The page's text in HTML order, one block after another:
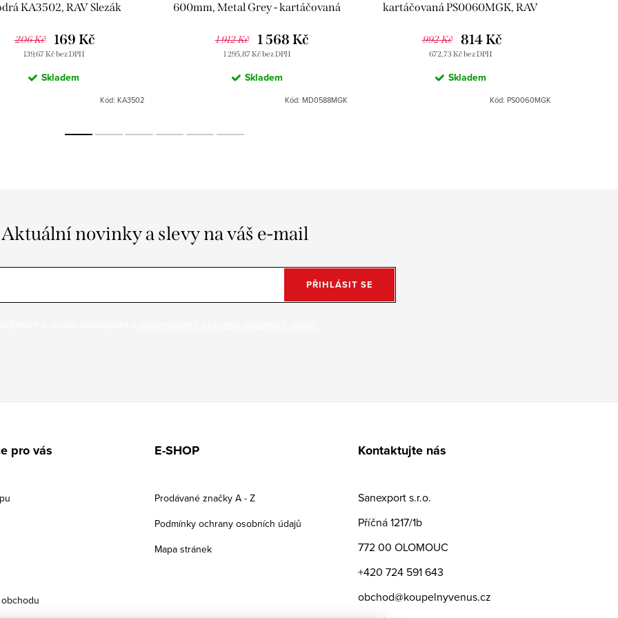
KA3502, RAV Slezák
206 Kč
139,67 Kč bez DPH
169 Kč
Skladem
Kód: KA3502
600mm, Metal Grey - kartáčovaná
1 912 Kč
1 295,87 Kč bez DPH
1 568 Kč
Skladem
Kód: MD0588MGK
kartáčovaná PS0060MGK, RAV
992 Kč
672,73 Kč bez DPH
814 Kč
Skladem
Kód: PS0060MGK
Aktuální novinky a slevy na váš e-mail
PŘIHLÁSIT SE
pro vás E-SHOP
Prodávané značky A - Z
Podmínky ochrany osobních údajů
Mapa stránek
Kontaktujte nás
Sanexport s.r.o.
Příčná 1217/1b
772 00 OLOMOUC
+420 724 591 643
obchod@koupelnyvenus.cz